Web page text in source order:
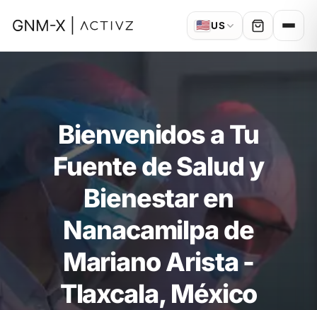
🇺🇸US
Bienvenidos a Tu
Fuente de Salud y
Bienestar en
Nanacamilpa de
Mariano Arista -
Tlaxcala, México